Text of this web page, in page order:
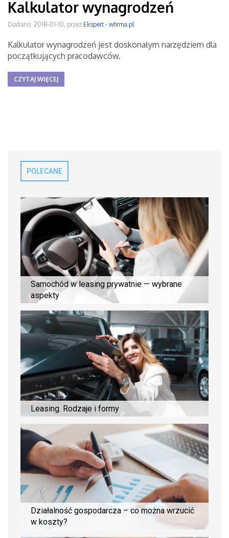
Kalkulator wynagrodzeń
Dodano: 2018-01-10, przez Ekspert - wfirma.pl
Kalkulator wynagrodzeń jest doskonałym narzędziem dla
początkujących pracodawców.
CZYTAJ WIĘCEJ
POLECANE
Samochód w leasing prywatnie — wybrane
aspekty
Leasing. Rodzaje i formy
Działalność gospodarcza – co można wrzucić
w koszty?